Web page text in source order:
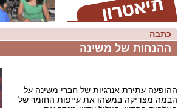
כתבה
ההנחות של משינה
ההופעה עתירת אנרגיות של חברי משינה על
הבמה מצדיקה במשהו את עייפות החומר של